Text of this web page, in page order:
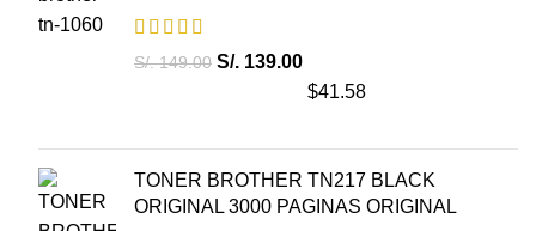
S/.149.00 S/. 139.00
$41.58
TONER BROTHER TN217 BLACK
ORIGINAL 3000 PAGINAS ORIGINAL